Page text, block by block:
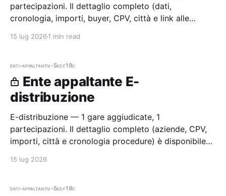
partecipazioni. Il dettaglio completo (dati,
cronologia, importi, buyer, CPV, città e link alle
15 lug 2026 1 min read
enti-appaltantiv-5ecf19c
Ente appaltante E-
distribuzione
E-distribuzione — 1 gare aggiudicate, 1
partecipazioni. Il dettaglio completo (aziende, CPV,
importi, città e cronologia procedure) è disponibile
15 lug 2026
enti-appaltantiv-5ecf19c